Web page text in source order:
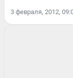
3 февраля, 2012,